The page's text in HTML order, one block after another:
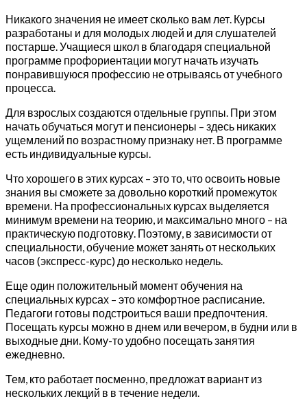
Никакого значения не имеет сколько вам лет. Курсы
разработаны и для молодых людей и для слушателей
постарше. Учащиеся школ в благодаря специальной
программе профориентации могут начать изучать
понравившуюся профессию не отрываясь от учебного
процесса.
Для взрослых создаются отдельные группы. При этом
начать обучаться могут и пенсионеры – здесь никаких
ущемлений по возрастному признаку нет. В программе
есть индивидуальные курсы.
Что хорошего в этих курсах – это то, что освоить новые
знания вы сможете за довольно короткий промежуток
времени. На профессиональных курсах выделяется
минимум времени на теорию, и максимально много – на
практическую подготовку. Поэтому, в зависимости от
специальности, обучение может занять от нескольких
часов (экспресс-курс) до несколько недель.
Еще один положительный момент обучения на
специальных курсах – это комфортное расписание.
Педагоги готовы подстроиться ваши предпочтения.
Посещать курсы можно в днем или вечером, в будни или в
выходные дни. Кому-то удобно посещать занятия
ежедневно.
Тем, кто работает посменно, предложат вариант из
нескольких лекций в в течение недели.